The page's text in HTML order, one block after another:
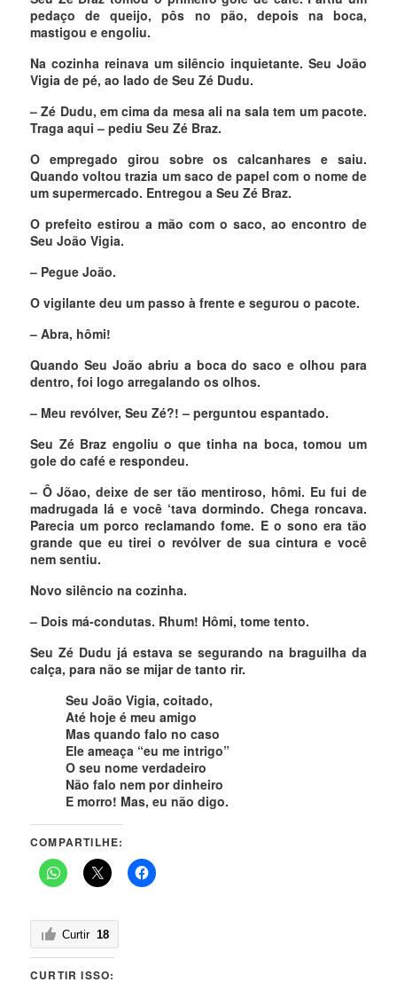
pedaço de queijo, pôs no pão, depois na boca,
mastigou e engoliu.
Na cozinha reinava um silêncio inquietante. Seu João
Vigia de pé, ao lado de Seu Zé Dudu.
– Zé Dudu, em cima da mesa ali na sala tem um pacote.
Traga aqui – pediu Seu Zé Braz.
O empregado girou sobre os calcanhares e saiu.
Quando voltou trazia um saco de papel com o nome de
um supermercado. Entregou a Seu Zé Braz.
O prefeito estirou a mão com o saco, ao encontro de
Seu João Vigia.
– Pegue João.
O vigilante deu um passo à frente e segurou o pacote.
– Abra, hômi!
Quando Seu João abriu a boca do saco e olhou para
dentro, foi logo arregalando os olhos.
– Meu revólver, Seu Zé?! – perguntou espantado.
Seu Zé Braz engoliu o que tinha na boca, tomou um
gole do café e respondeu.
– Ô Jõao, deixe de ser tão mentiroso, hômi. Eu fui de
madrugada lá e você ‘tava dormindo. Chega roncava.
Parecia um porco reclamando fome. E o sono era tão
grande que eu tirei o revólver de sua cintura e você
nem sentiu.
Novo silêncio na cozinha.
– Dois má-condutas. Rhum! Hômi, tome tento.
Seu Zé Dudu já estava se segurando na braguilha da
calça, para não se mijar de tanto rir.
Seu João Vigia, coitado,
Até hoje é meu amigo
Mas quando falo no caso
Ele ameaça “eu me intrigo”
O seu nome verdadeiro
Não falo nem por dinheiro
E morro! Mas, eu não digo.
COMPARTILHE:
Curtir 18
CURTIR ISSO: